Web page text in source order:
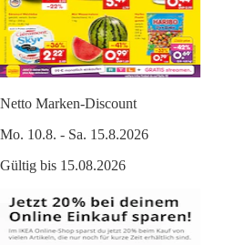
Netto Marken-Discount
Mo. 10.8. - Sa. 15.8.2026
Gültig bis 15.08.2026